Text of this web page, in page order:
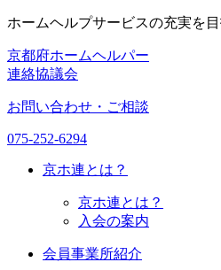
ホームヘルプサービスの充実を
京都府ホームヘルパー
連絡協議会
お問い合わせ・ご相談
075-252-6294
京ホ連とは？
京ホ連とは？
入会の案内
会員事業所紹介